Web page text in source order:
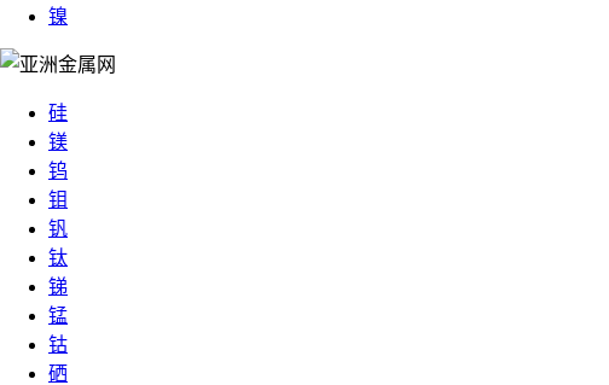
镍
硅
镁
钨
钼
钒
钛
锑
锰
钴
硒